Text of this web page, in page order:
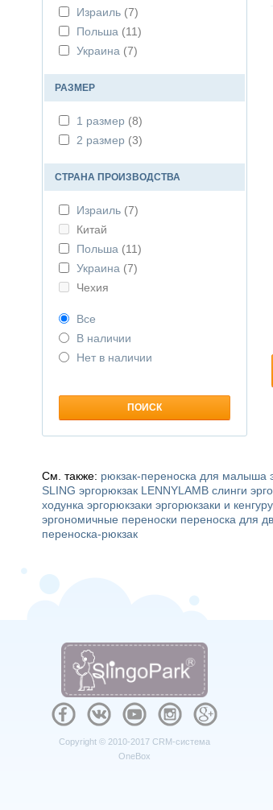
Израиль (7)
Польша (11)
Украина (7)
РАЗМЕР
1 размер (8)
2 размер (3)
СТРАНА ПРОИЗВОДСТВА
Израиль (7)
Китай
Польша (11)
Украина (7)
Чехия
Все
В наличии
Нет в наличии
См. также: рюкзак-переноска для малыша
SLING эргорюкзак LENNYLAMB слинги
ходунка эргорюкзаки эргорюкзаки и кенгуру
эргономичные переноски переноска для
переноска-рюкзак
Copyright © 2010-2017 CRM-система
OneBox